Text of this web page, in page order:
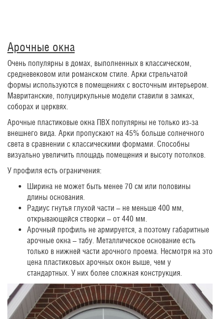
Арочные окна
Очень популярны в домах, выполненных в классическом,
средневековом или романском стиле. Арки стрельчатой
формы используются в помещениях с восточным интерьером.
Мавританские, полуциркульные модели ставили в замках,
соборах и церквях.
Арочные пластиковые окна ПВХ популярны не только из-за
внешнего вида. Арки пропускают на 45% больше солнечного
света в сравнении с классическими формами. Способны
визуально увеличить площадь помещения и высоту потолков.
У профиля есть ограничения:
Ширина не может быть менее 70 см или половины
длины основания.
Радиус гнутья глухой части – не меньше 400 мм,
открывающейся створки – от 440 мм.
Арочный профиль не армируется, а поэтому габаритные
арочные окна – табу. Металлическое основание есть
только в нижней части арочного проема. Несмотря на это
цена пластиковых арочных окон выше, чем у
стандартных. У них более сложная конструкция.